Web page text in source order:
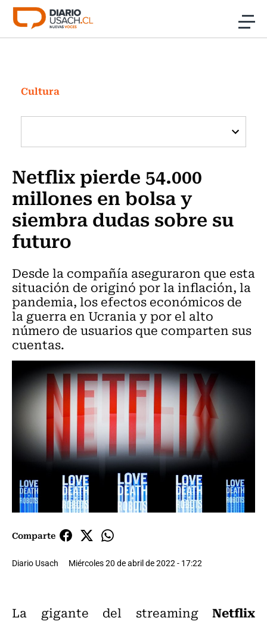
Click acá para ir directamente al contenido
Investigación
Cultura
Programas Radio y TV Usach
Cultura
Netflix pierde 54.000
millones en bolsa y
siembra dudas sobre su
futuro
Desde la compañía aseguraron que esta
situación de originó por la inflación, la
pandemia, los efectos económicos de
la guerra en Ucrania y por el alto
número de usuarios que comparten sus
cuentas.
Comparte
Diario Usach Miércoles 20 de abril de 2022 - 17:22
La gigante del streaming Netflix